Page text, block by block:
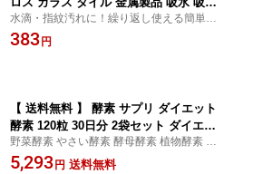
取る 拭き取り 耐久 キッチン 浴室 洗面
台 速乾性 水回り 鏡 水滴 台所 大判 ふき
水滴・指紋汚れに！繰り返し使える簡単ク
ロス！ 拭いた後に水滴が残りにくい
383 円
【 送料無料 】 酵素 サプリ ダイエット
酵素 120粒 30日分 2袋セット ダイエッ
ト 在宅 サプリメント 美容 コレウスフ
ォルスコリ 野菜 果物 Diet酵素 ISDG 医
野菜酵素 やさい酵素 酵母酵素 植物酵素 酵
素サプリメント
5,293 円 送料無料